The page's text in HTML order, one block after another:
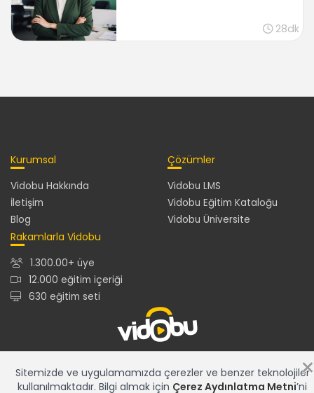
28dk
Kurumsal
Vidobu Hakkında
İletişim
Blog
Çözümler
Vidobu LMS
Vidobu Eğitim Kataloğu
Vidobu Üniversite
Rakamlarla Vidobu
1.300.00+ üye
12.000 eğitim içeriği
630 eğitim seti
12.000+ eğitim içeriğiyle en güncel ve en zengin eğitim
kataloğu ve gelişmiş özelliklere sahip Vidobu LMS ile tüm
Sitemizde ve uygulamamızda çerezler ve benzer teknolojiler
kullanılmaktadır. Bilgi almak için Çerez Aydınlatma Metni’ni